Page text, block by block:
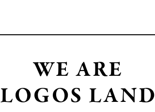
WE ARE
LOGOS LAND